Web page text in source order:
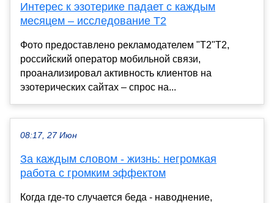
Интерес к эзотерике падает с каждым
месяцем – исследование Т2
Фото предоставлено рекламодателем "Т2"T2,
российский оператор мобильной связи,
проанализировал активность клиентов на
эзотерических сайтах – спрос на...
08:17, 27 Июн
За каждым словом - жизнь: негромкая
работа с громким эффектом
Когда где-то случается беда - наводнение,